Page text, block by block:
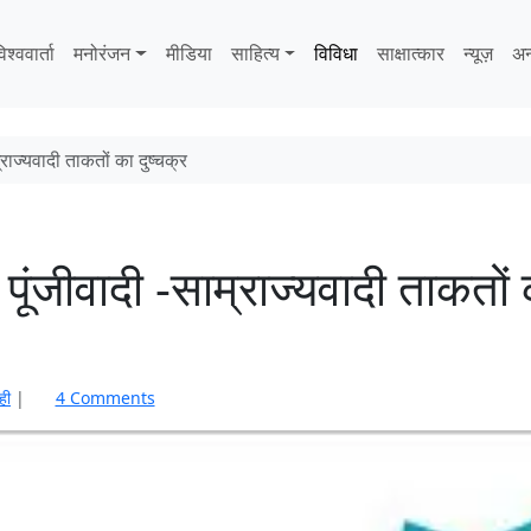
मनोरंजन मीडिया साहित्‍य विविधा साक्षात्‍कार न्यूज़
ताकतों का दुष्चक्र
-साम्राज्यवादी ताकतों
| 4 Commentso